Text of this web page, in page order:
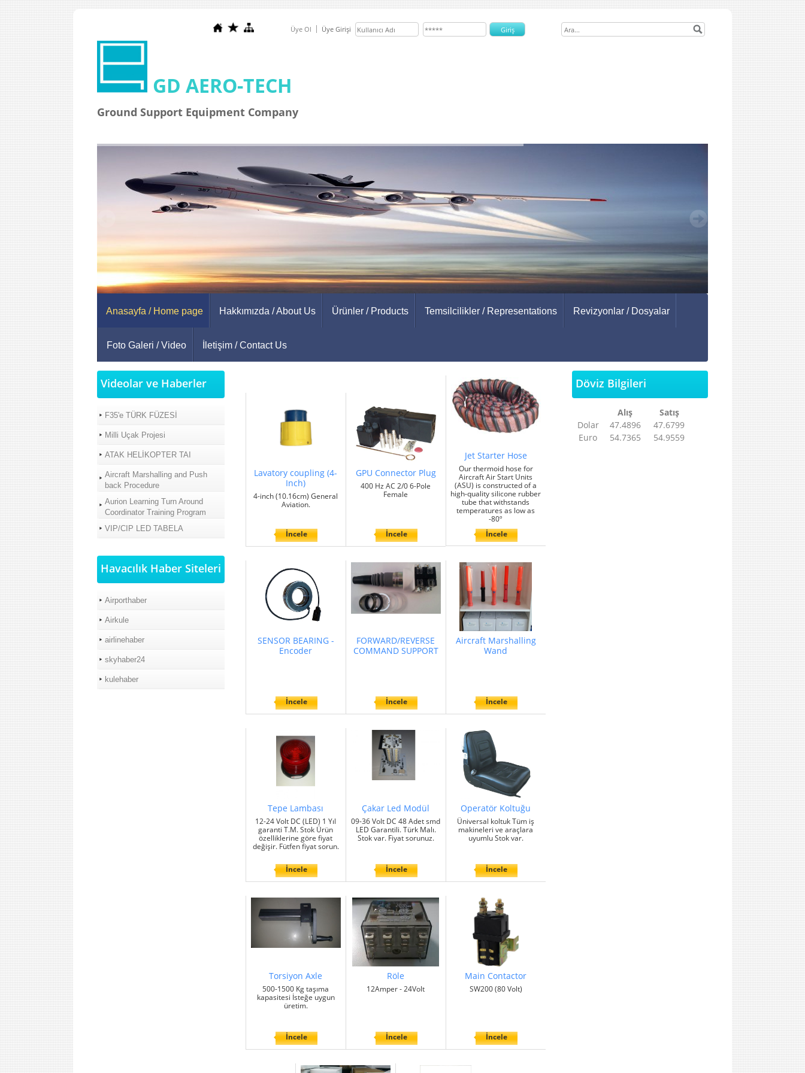
Üye Ol Üye Girişi
GD AERO-TECH
Ground Support Equipment Company
Anasayfa / Home page Hakkımızda / About Us Ürünler / Products Temsilcilikler / Representations Revizyonlar / Dosyalar
Foto Galeri / Video İletişim / Contact Us
Videolar ve Haberler
F35'e TÜRK FÜZESİ
Milli Uçak Projesi
ATAK HELİKOPTER TAI
Aircraft Marshalling and Push
back Procedure
Aurion Learning Turn Around
Coordinator Training Program
VIP/CIP LED TABELA
Havacılık Haber Siteleri
Airporthaber
Airkule
airlinehaber
skyhaber24
kulehaber
Lavatory coupling (4-
Inch)
4-inch (10.16cm) General
Aviation.
İncele
GPU Connector Plug
400 Hz AC 2/0 6-Pole
Female
İncele
Jet Starter Hose
Our thermoid hose for
Aircraft Air Start Units
(ASU) is constructed of a
high-quality silicone rubber
tube that withstands
temperatures as low as
-80º
İncele
SENSOR BEARING -
Encoder
İncele
FORWARD/REVERSE
COMMAND SUPPORT
İncele
Aircraft Marshalling
Wand
İncele
Tepe Lambası
12-24 Volt DC (LED) 1 Yıl
garanti T.M. Stok Ürün
özelliklerine göre fiyat
değişir. Fütfen fiyat sorun.
İncele
Çakar Led Modül
09-36 Volt DC 48 Adet smd
LED Garantili. Türk Malı.
Stok var. Fiyat sorunuz.
İncele
Operatör Koltuğu
Üniversal koltuk Tüm iş
makineleri ve araçlara
uyumlu Stok var.
İncele
Torsiyon Axle
500-1500 Kg taşıma
kapasitesi İsteğe uygun
üretim.
İncele
Röle
12Amper - 24Volt
İncele
Main Contactor
SW200 (80 Volt)
İncele
Döviz Bilgileri
Alış
Satış
Dolar
47.4896
47.6799
Euro
54.7365 54.9559